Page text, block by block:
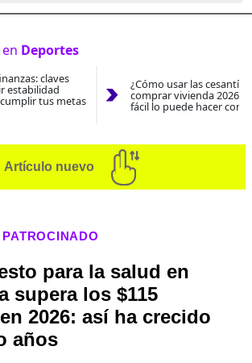
Deportes
claves
estabilidad
tus metas
¿Cómo usar las
comprar vivienda 2026?
fácil lo puede hacer con
Artículo nuevo
para la salud en
supera los $115
2026: así ha crecido
años